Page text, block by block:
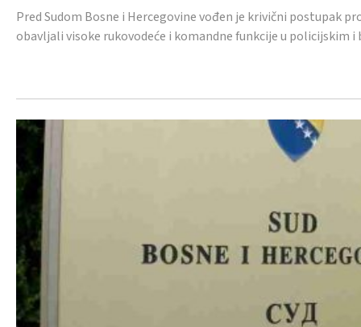
Pred Sudom Bosne i Hercegovine vođen je krivični postupak
obavljali visoke rukovodeće i komandne funkcije u policijskim